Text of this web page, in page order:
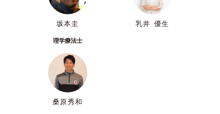
坂本圭 乳井 優生
理学療法士
桑原秀和